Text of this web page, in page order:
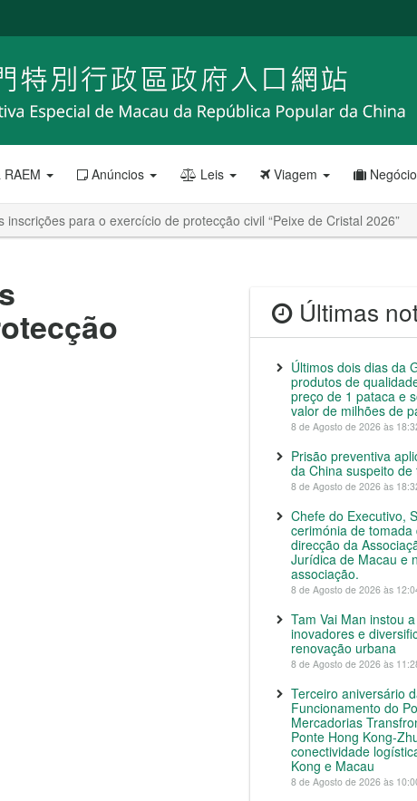
Anúncios Leis Viagem
para o exercício de protecção civil “Peixe de Cristal 2026”
Últimas
Últimos dois dias da
produtos de
preço de 1 pataca e
valor de milhões de
8 de Agosto de 2026 às
Prisão preventiva
da China suspeito
8 de Agosto de 2026 às
Chefe do Executivo,
cerimónia de
direcção da
Jurídica de Macau e
associação.
8 de Agosto de 2026 às
Tam Vai Man instou
inovadores e
renovação urbana
8 de Agosto de 2026 às
Terceiro aniversário
Funcionamento do
Mercadorias
Ponte Hong Kong-
conectividade
Kong e Macau
8 de Agosto de 2026 às